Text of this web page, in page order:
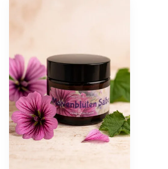
auf.
Die
Optionen
können
auf
der
Produktseite
gewählt
werden